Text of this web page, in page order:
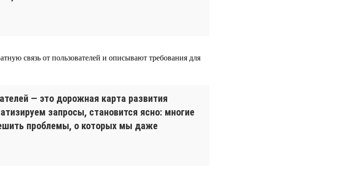
связь от пользователей и описывают требования для
— это дорожная карта развития
запросы, становится ясно: многие
проблемы, о которых мы даже